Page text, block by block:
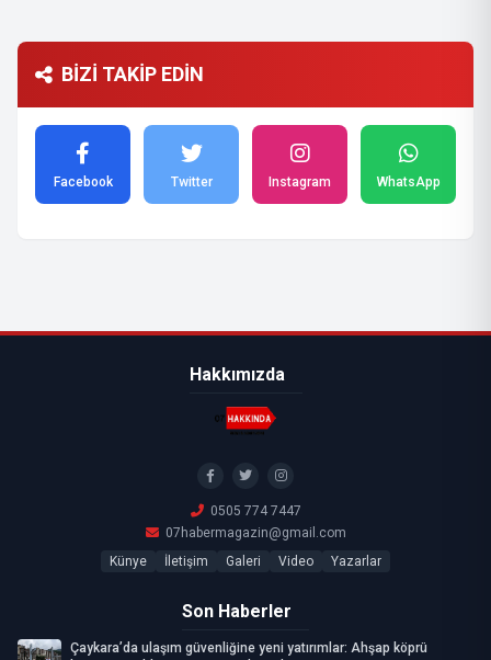
BİZİ TAKİP EDİN
Facebook Twitter Instagram WhatsApp
Hakkımızda
0505 774 7447
07habermagazin@gmail.com
Künye
İletişim Galeri Video Yazarlar
Son Haberler
Çaykara’da ulaşım güvenliğine yeni yatırımlar: Ahşap köprü